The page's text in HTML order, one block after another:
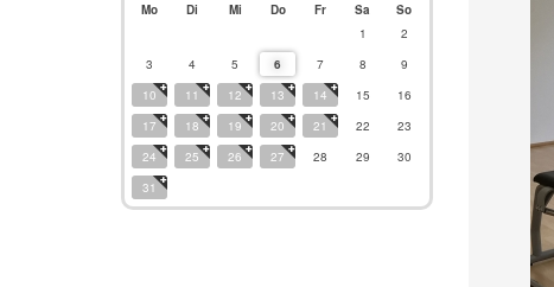
Mo Di Mi Do Fr Sa
So
1
2
3
4 5 6 7 8
9
10
11 12 13 14 15
16
17
18 19 20 21 22
23
24
25 26 27 28 29
30
31